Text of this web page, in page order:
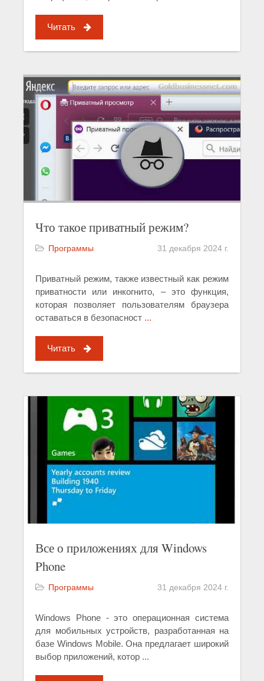
Читать
Что такое приватный режим?
Программы 31 декабря 2024 г.
Приватный режим, также известный как режим
приватности или инкогнито, – это функция,
которая позволяет пользователям браузера
оставаться в безопасност ...
Читать
Все о приложениях для Windows
Phone
Программы 31 декабря 2024 г.
Windows Phone - это операционная система
для мобильных устройств, разработанная на
базе Windows Mobile. Она предлагает широкий
выбор приложений, котор ...